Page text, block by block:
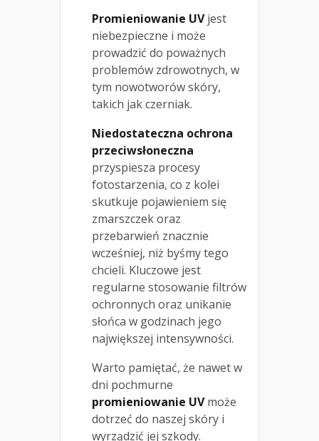
Promieniowanie UVjest
niebezpieczne i może
prowadzić do poważnych
problemów zdrowotnych, w
tym nowotworów skóry,
takich jak czerniak.
Niedostateczna ochrona
przeciwsłoneczna
przyspiesza procesy
fotostarzenia, co z kolei
skutkuje pojawieniem się
zmarszczek oraz
przebarwień znacznie
wcześniej, niż byśmy tego
chcieli. Kluczowe jest
regularne stosowanie filtrów
ochronnych oraz unikanie
słońca w godzinach jego
największej intensywności.
Warto pamiętać, że nawet w
dni pochmurne
promieniowanie UVmoże
dotrzeć do naszej skóry i
wyrządzić jej szkody.